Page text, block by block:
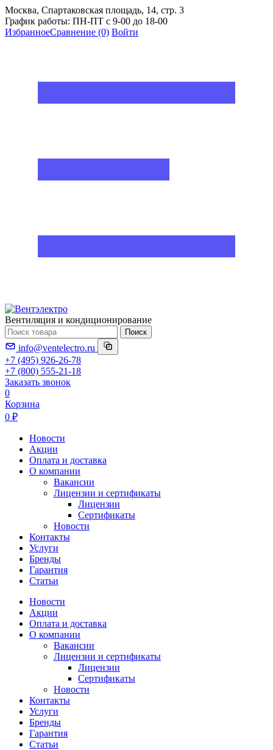
Москва, Спартаковская площадь, 14, стр. 3
График работы: ПН-ПТ с 9-00 до 18-00
ИзбранноеСравнение (0) Войти
Вентиляция и кондиционирование
Поиск
info@ventelectro.ru
+7 (495) 926-26-78
+7 (800) 555-21-18
Заказать звонок
0
Корзина
0 ₽
Новости
Акции
Оплата и доставка
О компании
Вакансии
Лицензии и сертификаты
Лицензии
Сертификаты
Новости
Контакты
Услуги
Бренды
Гарантия
Статьи
Новости
Акции
Оплата и доставка
О компании
Вакансии
Лицензии и сертификаты
Лицензии
Сертификаты
Новости
Контакты
Услуги
Бренды
Гарантия
Статьи